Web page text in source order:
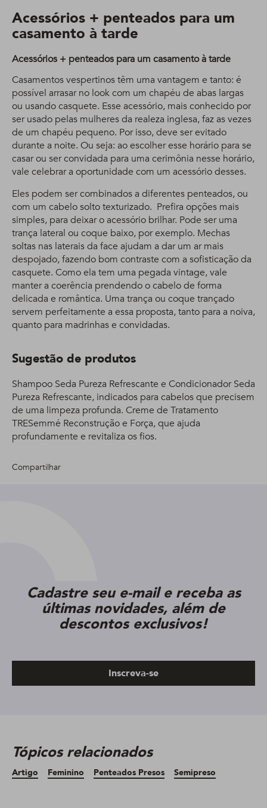
Acessórios + penteados para um
casamento à tarde
Acessórios + penteados para um casamento à tarde
Casamentos vespertinos têm uma vantagem e tanto: é
possível arrasar no look com um chapéu de abas largas
ou usando casquete. Esse acessório, mais conhecido por
ser usado pelas mulheres da realeza inglesa, faz as vezes
de um chapéu pequeno. Por isso, deve ser evitado
durante a noite. Ou seja: ao escolher esse horário para se
casar ou ser convidada para uma cerimônia nesse horário,
vale celebrar a oportunidade com um acessório desses.
Eles podem ser combinados a diferentes penteados, ou
com um cabelo solto texturizado. Prefira opções mais
simples, para deixar o acessório brilhar. Pode ser uma
trança lateral ou coque baixo, por exemplo. Mechas
soltas nas laterais da face ajudam a dar um ar mais
despojado, fazendo bom contraste com a sofisticação da
casquete. Como ela tem uma pegada vintage, vale
manter a coerência prendendo o cabelo de forma
delicada e romântica. Uma trança ou coque trançado
servem perfeitamente a essa proposta, tanto para a noiva,
quanto para madrinhas e convidadas.
Sugestão de produtos
Shampoo Seda Pureza Refrescante e Condicionador Seda
Pureza Refrescante, indicados para cabelos que precisem
de uma limpeza profunda. Creme de Tratamento
TRESemmé Reconstrução e Força, que ajuda
profundamente e revitaliza os fios.
Compartilhar
Cadastre seu e-mail e receba as
últimas novidades, além de
descontos exclusivos!
Inscreva-se
Tópicos relacionados
Artigo Feminino Penteados Presos Semipreso